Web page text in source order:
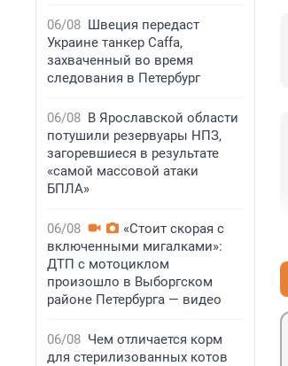
06/08 Швеция передаст
Украине танкер Caffa,
захваченный во время
следования в Петербург
06/08 В Ярославской области
потушили резервуары НПЗ,
загоревшиеся в результате
«самой массовой атаки
БПЛА»
06/08
«Стоит скорая с
включенными мигалками»:
ДТП с мотоциклом
произошло в Выборгском
районе Петербурга — видео
06/08 Чем отличается корм
для стерилизованных котов